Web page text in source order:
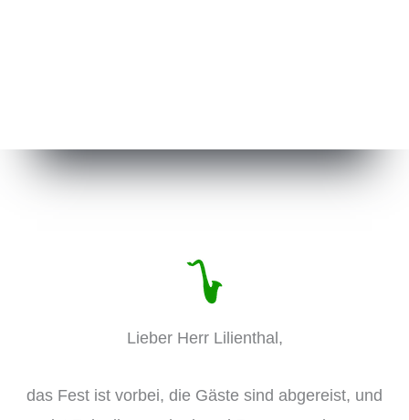
Lieber Herr Lilienthal,
das Fest ist vorbei, die Gäste sind abgereist, und